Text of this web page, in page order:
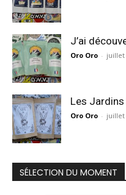
J’ai
Oro Oro - juillet
Les Jardins
Oro Oro - juillet
SÉLECTION DU MOMENT